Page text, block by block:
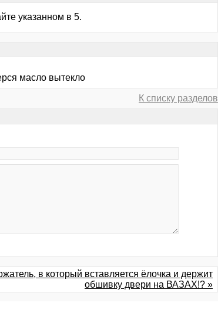
указанном в 5.
масло вытекло
К списку разделов
в который вставляется ёлочка и держит
обшивку двери на ВАЗАХ!? »